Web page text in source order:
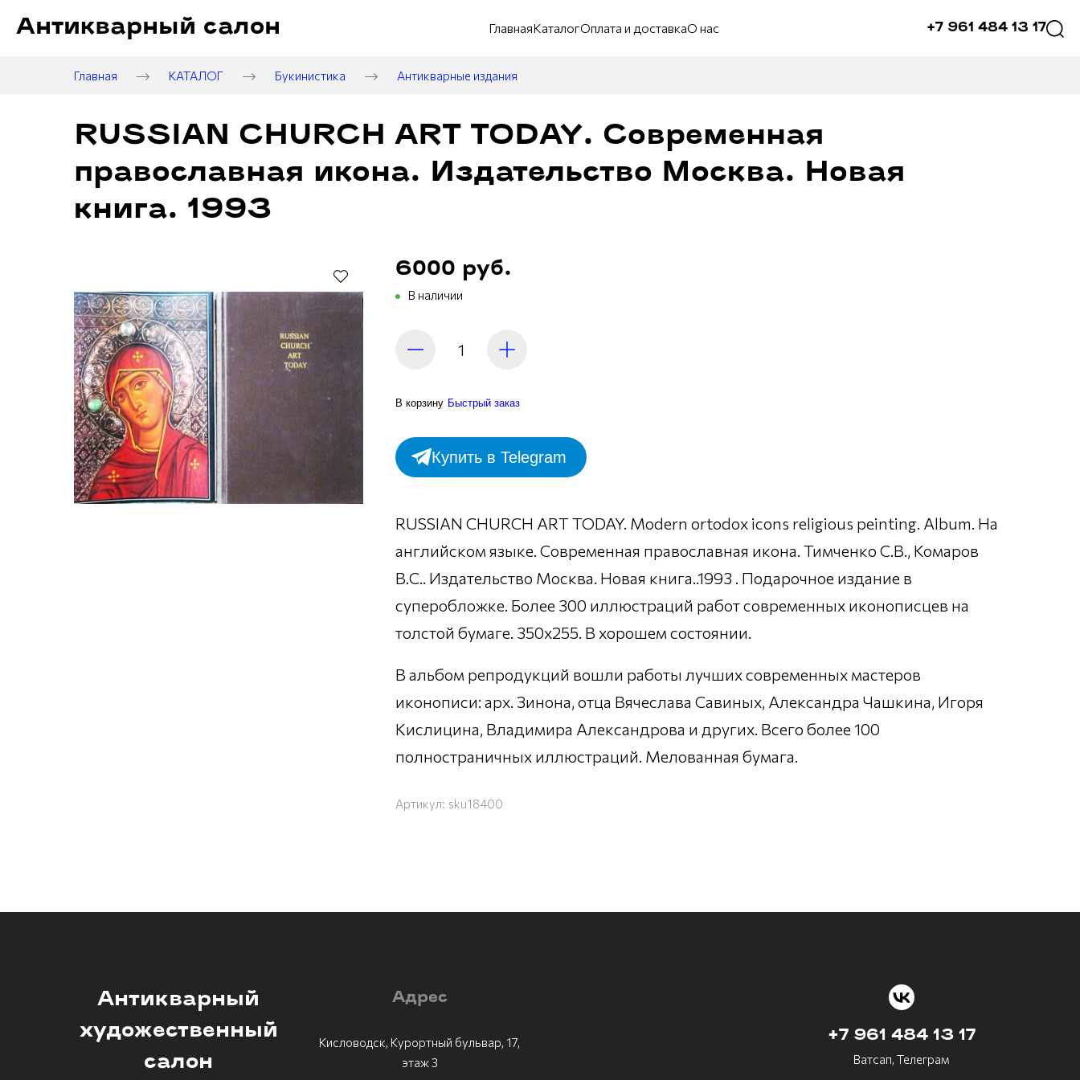
Антикварный салон ГлавнаяКаталогОплата и доставкаО нас +7 961 484 13 17
Главная КАТАЛОГ Букинистика Антикварные издания
RUSSIAN CHURCH ART TODAY. Современная
православная икона. Издательство Москва. Новая
книга. 1993
6000 руб.
В наличии
В корзину Быстрый заказ
Купить в Telegram
RUSSIAN CHURCH ART TODAY. Modern ortodox icons religious peinting. Album. На
английском языке. Современная православная икона. Тимченко С.В., Комаров
В.С.. Издательство Москва. Новая книга..1993 . Подарочное издание в
суперобложке. Более 300 иллюстраций работ современных иконописцев на
толстой бумаге. 350х255. В хорошем состоянии.
В альбом репродукций вошли работы лучших современных мастеров
иконописи: арх. Зинона, отца Вячеслава Савиных, Александра Чашкина, Игоря
Кислицина, Владимира Александрова и других. Всего более 100
полностраничных иллюстраций. Мелованная бумага.
Артикул: sku18400
Антикварный
художественный
салон
Адрес
Кисловодск, Курортный бульвар, 17,
этаж 3
+7 961 484 13 17
Ватсап, Телеграм